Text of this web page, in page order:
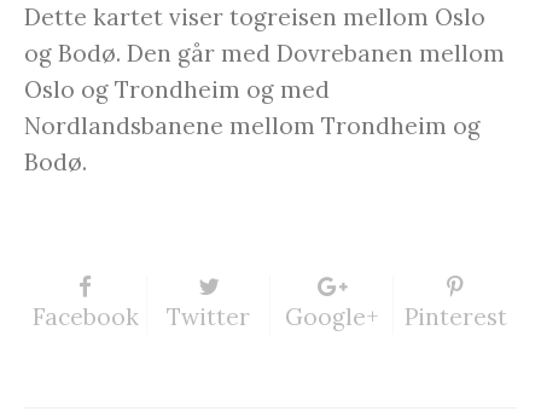
Dette kartet viser togreisen mellom Oslo
og Bodø. Den går med Dovrebanen mellom
Oslo og Trondheim og med
Nordlandsbanene mellom Trondheim og
Bodø.
Facebook Twitter Google+ Pinterest